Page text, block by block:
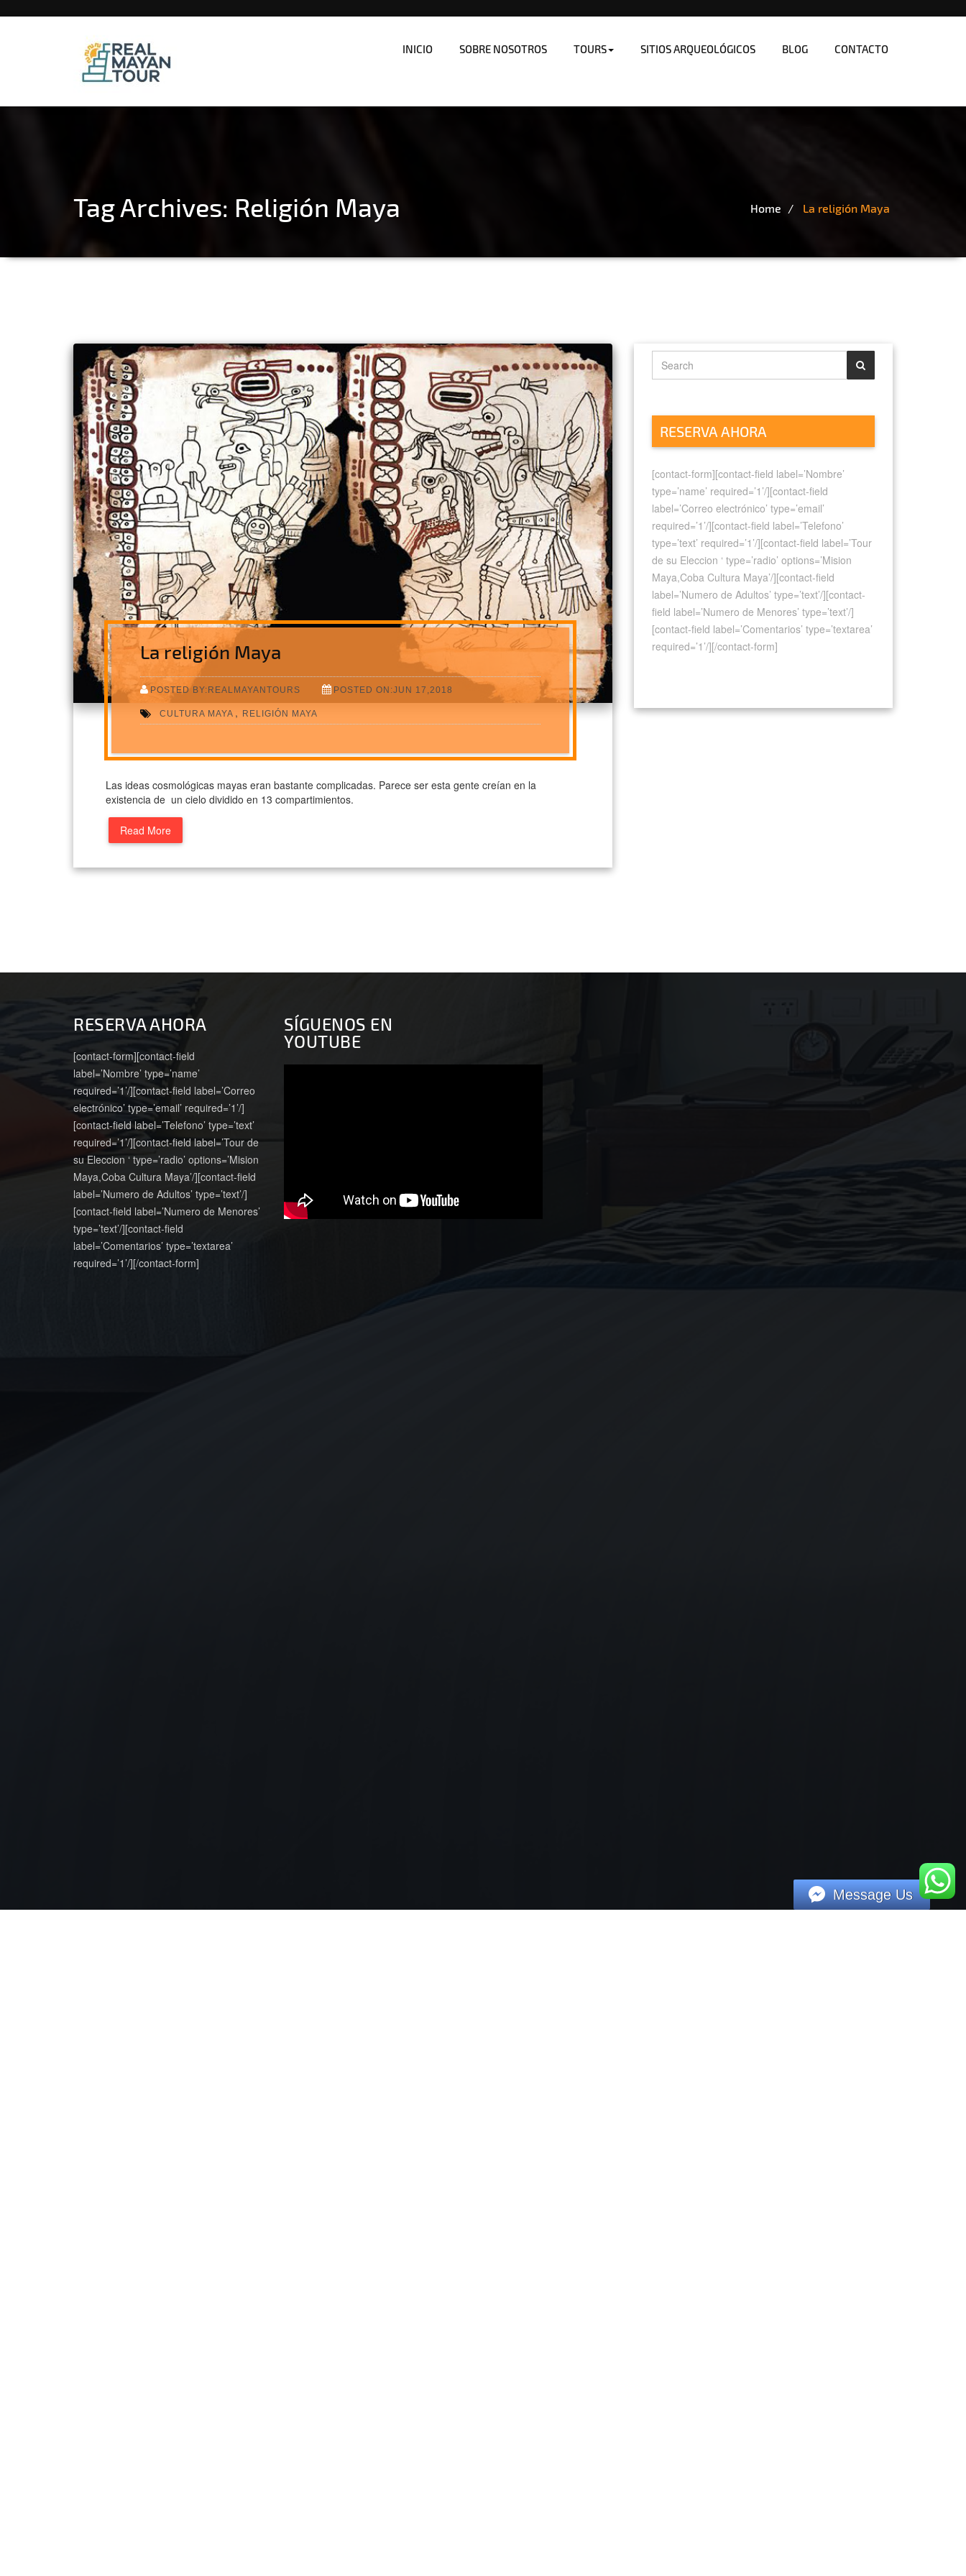
Eco-tuorism & Cultural Tourism
INICIO SOBRE NOSOTROS TOURS SITIOS ARQUEOLÓGICOS BLOG CONTACTO
Tag Archives: Religión Maya Home La religión Maya
La religión Maya
POSTED BY:REALMAYANTOURS POSTED ON:JUN 17,2018
CULTURA MAYA , RELIGIÓN MAYA
Las ideas cosmológicas mayas eran bastante complicadas. Parece ser esta gente creían en la
existencia de un cielo dividido en 13 compartimientos.
Read More
RESERVA AHORA
[contact-form][contact-field label=’Nombre’
type=’name’ required=’1’/][contact-field
label=’Correo electrónico’ type=’email’
required=’1’/][contact-field label=’Telefono’
type=’text’ required=’1’/][contact-field label=’Tour
de su Eleccion ‘ type=’radio’ options=’Mision
Maya,Coba Cultura Maya’/][contact-field
label=’Numero de Adultos’ type=’text’/][contact-
field label=’Numero de Menores’ type=’text’/]
[contact-field label=’Comentarios’ type=’textarea’
required=’1’/][/contact-form]
RESERVA AHORA
[contact-form][contact-field
label=’Nombre’ type=’name’
required=’1’/][contact-field label=’Correo
electrónico’ type=’email’ required=’1’/]
[contact-field label=’Telefono’ type=’text’
required=’1’/][contact-field label=’Tour de
su Eleccion ‘ type=’radio’ options=’Mision
Maya,Coba Cultura Maya’/][contact-field
label=’Numero de Adultos’ type=’text’/]
[contact-field label=’Numero de Menores’
type=’text’/][contact-field
label=’Comentarios’ type=’textarea’
required=’1’/][/contact-form]
SÍGUENOS EN
YOUTUBE
Message Us